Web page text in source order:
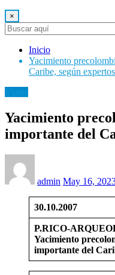
×
Inicio
Yacimiento
Caribe, según expertos
Yacimiento
importante del
admin May 16,
30.10.2007
P.RICO-
Yacimiento
importante del